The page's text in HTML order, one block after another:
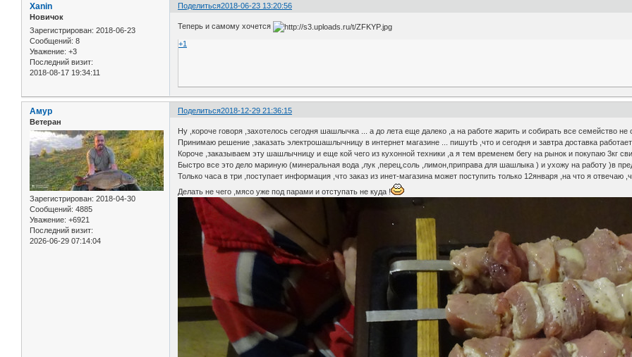
Поделиться2018-06-23 13:20:56
Xanin
Новичок
Зарегистрирован: 2018-06-23
Сообщений: 8
Уважение: +3
Последний визит:
2018-08-17 19:34:11
Теперь и самому хочется
+1
Поделиться2018-12-29 21:36:15
Амур
Ветеран
Зарегистрирован: 2018-04-30
Сообщений: 4885
Уважение: +6921
Последний визит:
2026-06-29 07:14:04
Ну ,короче говоря ,захотелось сегодня шашлычка ... а до лета еще далеко ,а на работе жарить и собирать все семейство не
Принимаю решение ,заказать электрошашлычницу в интернет магазине ... пишутЬ ,что и сегодня и завтра доставка
Короче ,заказываем эту шашлычницу и еще кой чего из кухонной техники ,а я тем временем бегу на рынок и покупаю 3кг
Быстро все это дело мариную (минеральная вода ,лук ,перец,соль ,лимон,приправа для шашлыка ) и ухожу на работу )в
Только часа в три ,поступает информация ,что заказ из инет-магазина может поступить только 12января ,на что я отвечаю
Делать не чего ,мясо уже под парами и отступать не куда !